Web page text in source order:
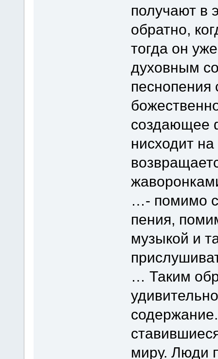
получают в
обратно,
тогда он
духовным
песнопения
создающее
нисходит
…- помимо
пения,
музыкой и
… Таким
миру. Люди